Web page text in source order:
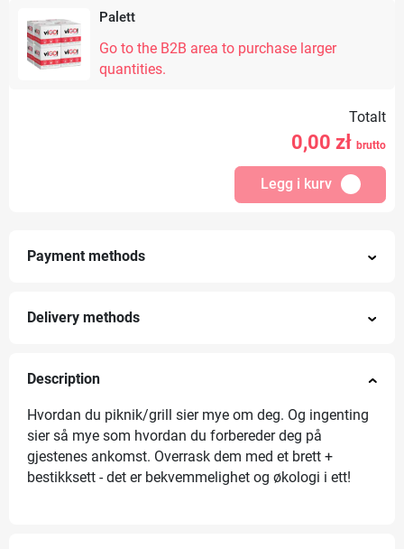
Palett
Go to the B2B area to purchase larger
quantities.
Totalt
0,00 zł brutto
Legg i kurv
Payment methods
Delivery methods
Description
Hvordan du piknik/grill sier mye om deg. Og ingenting
sier så mye som hvordan du forbereder deg på
gjestenes ankomst. Overrask dem med et brett +
bestikksett - det er bekvemmelighet og økologi i ett!